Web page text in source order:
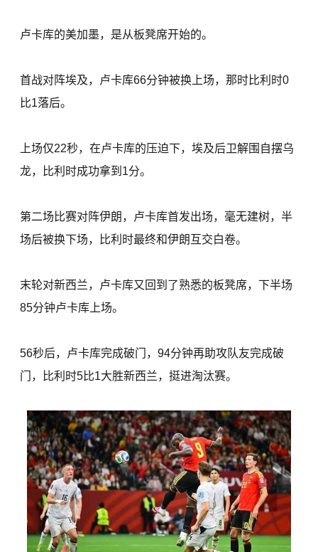
卢卡库的美加墨，是从板凳席开始的。
首战对阵埃及，卢卡库66分钟被换上场，那时比利时0
比1落后。
上场仅22秒，在卢卡库的压迫下，埃及后卫解围自摆乌
龙，比利时成功拿到1分。
第二场比赛对阵伊朗，卢卡库首发出场，毫无建树，半
场后被换下场，比利时最终和伊朗互交白卷。
末轮对新西兰，卢卡库又回到了熟悉的板凳席，下半场
85分钟卢卡库上场。
56秒后，卢卡库完成破门，94分钟再助攻队友完成破
门，比利时5比1大胜新西兰，挺进淘汰赛。